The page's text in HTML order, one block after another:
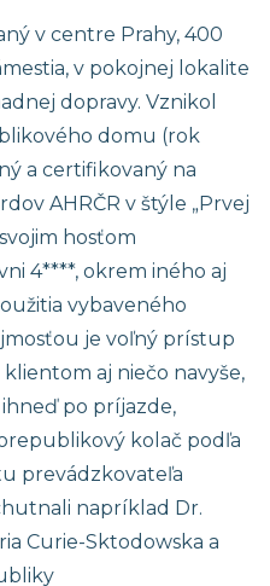
v centre Prahy, 400
v pokojnej lokalite
dopravy. Vznikol
domu (rok
a certifikovaný na
AHRČR v štýle „Prvej
hosťom
4****, okrem iného aj
vybaveného
je voľný prístup
aj niečo navyše,
po príjazde,
kolač podľa
prevádzkovateľa
napríklad Dr.
Curie-Sktodowska a